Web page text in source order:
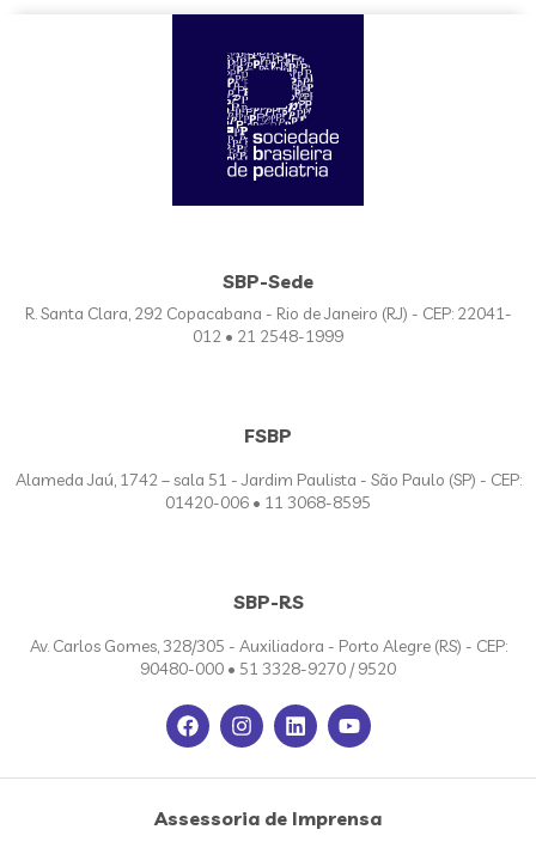
SBP-Sede
R. Santa Clara, 292 Copacabana - Rio de Janeiro (RJ) - CEP: 22041-
012 • 21 2548-1999
FSBP
Alameda Jaú, 1742 – sala 51 - Jardim Paulista - São Paulo (SP) - CEP:
01420-006 • 11 3068-8595
SBP-RS
Av. Carlos Gomes, 328/305 - Auxiliadora - Porto Alegre (RS) - CEP:
90480-000 • 51 3328-9270 / 9520
Assessoria de Imprensa